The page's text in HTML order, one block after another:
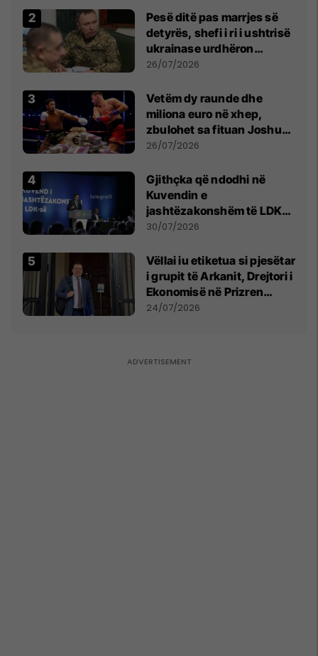
Pesë ditë pas marrjes së
detyrës, shefi i ri i ushtrisë
ukrainase urdhëron
kontroll të madh
26/07/2026
Vetëm dy raunde dhe
miliona euro në xhep,
zbulohet sa fituan Joshua
e Prenga
26/07/2026
Gjithçka që ndodhi në
Kuvendin e
jashtëzakonshëm të LDK-
së
30/07/2026
Vëllai iu etiketua si pjesëtar
i grupit të Arkanit, Drejtori i
Ekonomisë në Prizren
mohon pretendimet
24/07/2026